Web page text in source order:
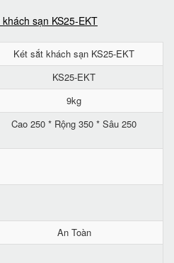
Két sắt khách sạn KS25-EKT
KS25-EKT
9kg
Cao 250 * Rộng 350 * Sâu 250
An Toàn